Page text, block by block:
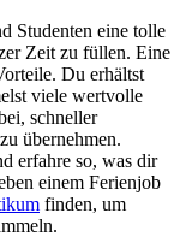
Studenten eine tolle
Zeit zu füllen. Eine
Du erhältst
viele wertvolle
schneller
übernehmen.
erfahre so, was dir
einem Ferienjob
finden, um